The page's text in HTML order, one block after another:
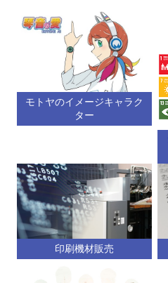
モトヤのイメージキャラク
ター
印刷機材販売